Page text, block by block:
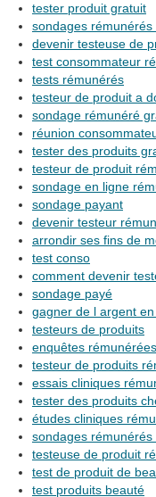
tester produit gratuit
sondages rémunérés
devenir testeuse de
test consommateur
tests rémunérés
testeur de produit a
sondage rémunéré
réunion
tester des produits
testeur de produit
sondage en ligne
sondage payant
devenir testeur
arrondir ses fins de
test conso
comment devenir
sondage payé
gagner de l argent
testeurs de produits
enquêtes rémunérées
testeur de produits
essais cliniques
tester des produits
études cliniques
sondages rémunérés
testeuse de produit
test de produit de
test produits beauté